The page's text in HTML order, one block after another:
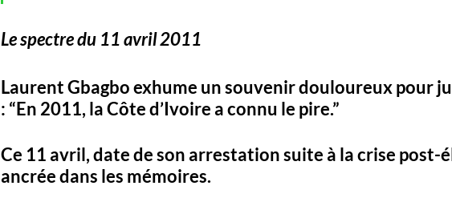
Le spectre du 11 avril 2011
Laurent Gbagbo exhume un souvenir douloureux pour
: “En 2011, la Côte d’Ivoire a connu le pire.”
Ce 11 avril, date de son arrestation suite à la crise post-
ancrée dans les mémoires.